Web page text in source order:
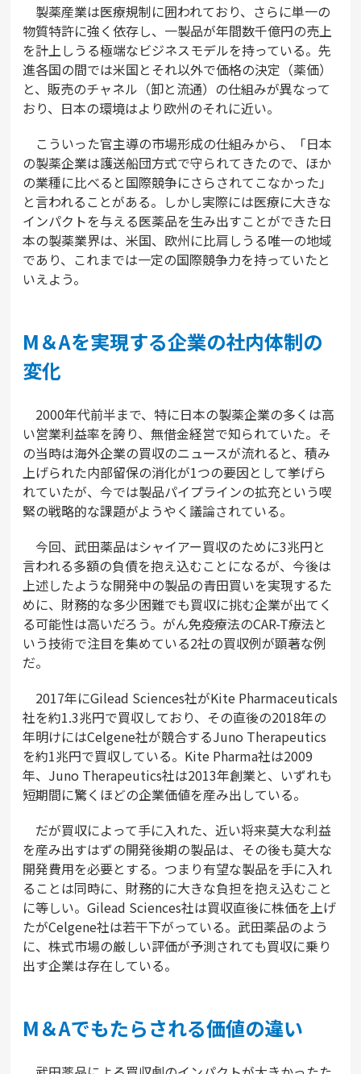
製薬産業は医療規制に囲われており、さらに単一の
物質特許に強く依存し、一製品が年間数千億円の売上
を計上しうる極端なビジネスモデルを持っている。先
進各国の間では米国とそれ以外で価格の決定（薬価）
と、販売のチャネル（卸と流通）の仕組みが異なって
おり、日本の環境はより欧州のそれに近い。
こういった官主導の市場形成の仕組みから、「日本
の製薬企業は護送船団方式で守られてきたので、ほか
の業種に比べると国際競争にさらされてこなかった」
と言われることがある。しかし実際には医療に大きな
インパクトを与える医薬品を生み出すことができた日
本の製薬業界は、米国、欧州に比肩しうる唯一の地域
であり、これまでは一定の国際競争力を持っていたと
いえよう。
M＆Aを実現する企業の社内体制の
変化
2000年代前半まで、特に日本の製薬企業の多くは高
い営業利益率を誇り、無借金経営で知られていた。そ
の当時は海外企業の買収のニュースが流れると、積み
上げられた内部留保の消化が1つの要因として挙げら
れていたが、今では製品パイプラインの拡充という喫
緊の戦略的な課題がようやく議論されている。
今回、武田薬品はシャイアー買収のために3兆円と
言われる多額の負債を抱え込むことになるが、今後は
上述したような開発中の製品の青田買いを実現するた
めに、財務的な多少困難でも買収に挑む企業が出てく
る可能性は高いだろう。がん免疫療法のCAR-T療法と
いう技術で注目を集めている2社の買収例が顕著な例
だ。
2017年にGilead Sciences社がKite Pharmaceuticals
社を約1.3兆円で買収しており、その直後の2018年の
年明けにはCelgene社が競合するJuno Therapeutics
を約1兆円で買収している。Kite Pharma社は2009
年、Juno Therapeutics社は2013年創業と、いずれも
短期間に驚くほどの企業価値を産み出している。
だが買収によって手に入れた、近い将来莫大な利益
を産み出すはずの開発後期の製品は、その後も莫大な
開発費用を必要とする。つまり有望な製品を手に入れ
ることは同時に、財務的に大きな負担を抱え込むこと
に等しい。Gilead Sciences社は買収直後に株価を上げ
たがCelgene社は若干下がっている。武田薬品のよう
に、株式市場の厳しい評価が予測されても買収に乗り
出す企業は存在している。
M＆Aでもたらされる価値の違い